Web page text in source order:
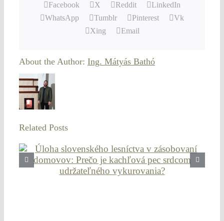
Facebook X Reddit
LinkedIn
WhatsApp
Tumblr Pinterest
Vk
Xing
Email
About the Author: Ing. Mátyás Bathó
Related Posts